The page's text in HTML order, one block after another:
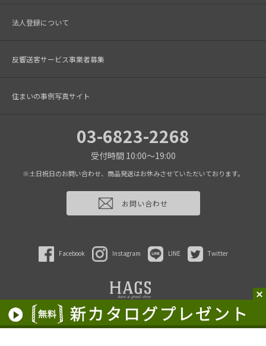
法人登録について
反響送客サービス事業者募集
住まいの事例写真サイト
03-6823-2268
受付時間 10:00～19:00
※土日祝日のお問い合わせ、商品発送はお休みさせていただいております。
お問い合わせ
Facebook Instagram LINE Twitter
2022 HAGS inc.